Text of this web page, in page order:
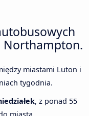
Northampton.
miastami Luton i
tygodnia.
, z ponad 55